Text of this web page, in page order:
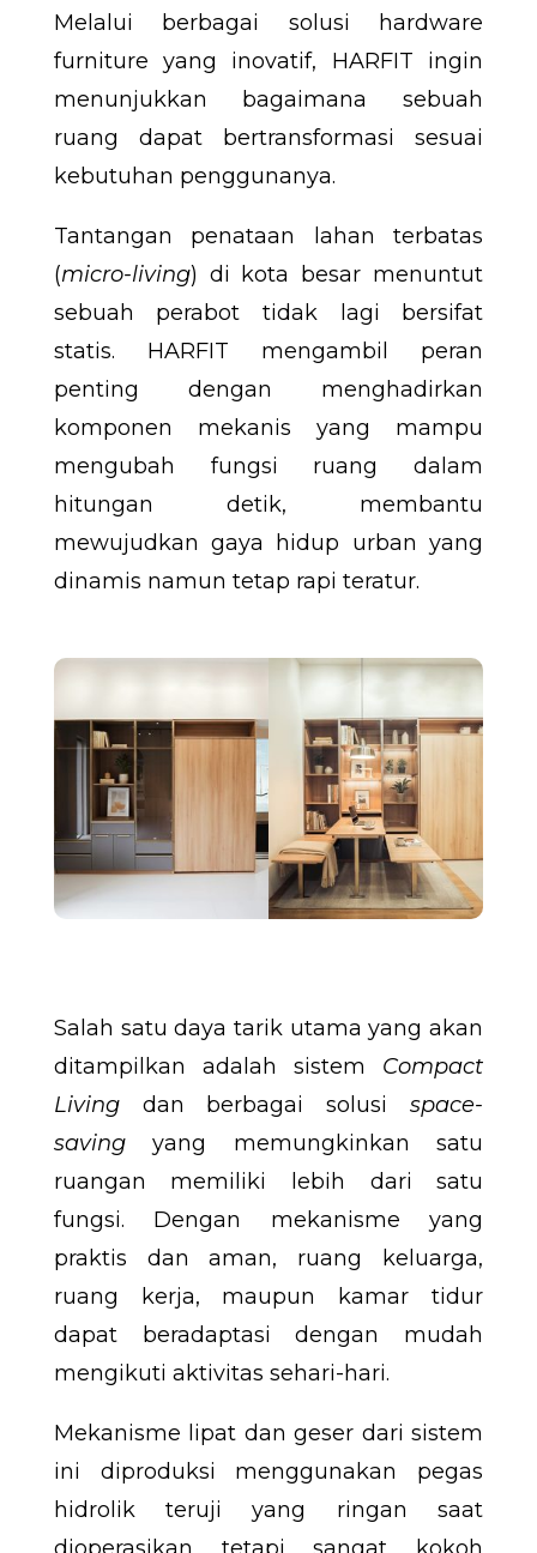
Melalui berbagai solusi hardware
furniture yang inovatif, HARFIT ingin
menunjukkan bagaimana sebuah
ruang dapat bertransformasi sesuai
kebutuhan penggunanya.
Tantangan penataan lahan terbatas
(micro-living) di kota besar menuntut
sebuah perabot tidak lagi bersifat
statis. HARFIT mengambil peran
penting dengan menghadirkan
komponen mekanis yang mampu
mengubah fungsi ruang dalam
hitungan detik, membantu
mewujudkan gaya hidup urban yang
dinamis namun tetap rapi teratur.
Salah satu daya tarik utama yang akan
ditampilkan adalah sistem Compact
Livingdan berbagai solusi
space-
savingyang memungkinkan satu
ruangan memiliki lebih dari satu
fungsi. Dengan mekanisme yang
praktis dan aman, ruang keluarga,
ruang kerja, maupun kamar tidur
dapat beradaptasi dengan mudah
mengikuti aktivitas sehari-hari.
Mekanisme lipat dan geser dari sistem
ini diproduksi menggunakan pegas
hidrolik teruji yang ringan saat